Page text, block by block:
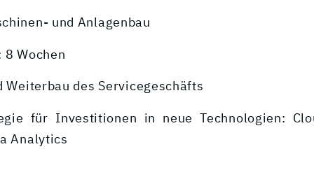
und Anlagenbau
Wochen
Weiterbau des Servicegeschäfts
für Investitionen in neue Technologien:
Analytics